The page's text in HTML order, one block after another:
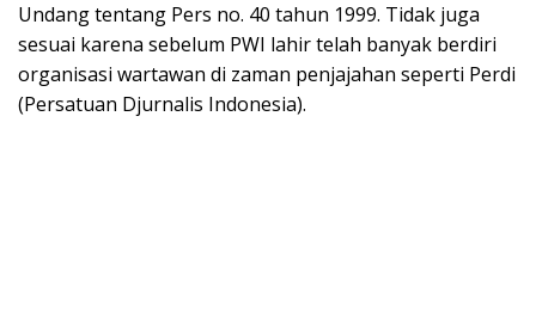
Undang tentang Pers no. 40 tahun 1999. Tidak juga
sesuai karena sebelum PWI lahir telah banyak berdiri
organisasi wartawan di zaman penjajahan seperti Perdi
(Persatuan Djurnalis Indonesia).